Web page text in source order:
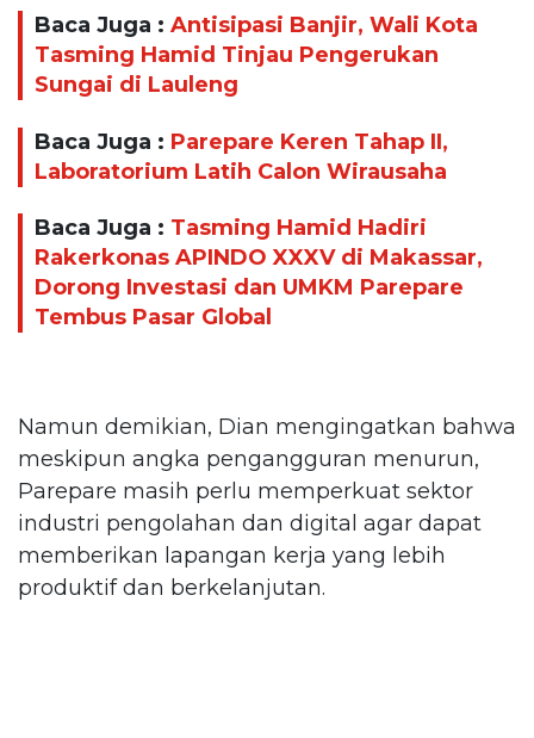
Baca Juga : Antisipasi Banjir, Wali Kota
Tasming Hamid Tinjau Pengerukan
Sungai di Lauleng
Baca Juga : Parepare Keren Tahap II,
Laboratorium Latih Calon Wirausaha
Baca Juga : Tasming Hamid Hadiri
Rakerkonas APINDO XXXV di Makassar,
Dorong Investasi dan UMKM Parepare
Tembus Pasar Global
Namun demikian, Dian mengingatkan bahwa
meskipun angka pengangguran menurun,
Parepare masih perlu memperkuat sektor
industri pengolahan dan digital agar dapat
memberikan lapangan kerja yang lebih
produktif dan berkelanjutan.